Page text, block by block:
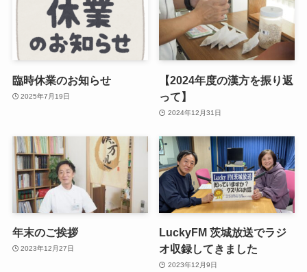
臨時休業のお知らせ
2025年7月19日
【2024年度の漢方を振り返
って】
2024年12月31日
年末のご挨拶
2023年12月27日
LuckyFM 茨城放送でラジ
オ収録してきました
2023年12月9日